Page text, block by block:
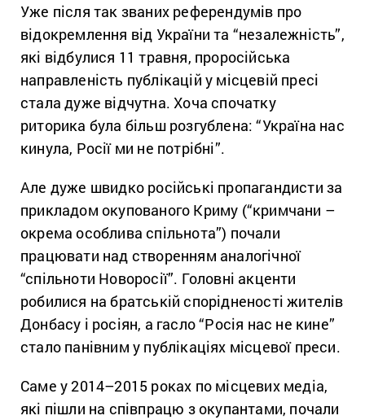
Уже після так званих референдумів про
відокремлення від України та “незалежність”,
які відбулися 11 травня, проросійська
направленість публікацій у місцевій пресі
стала дуже відчутна. Хоча спочатку
риторика була більш розгублена: “Україна нас
кинула, Росії ми не потрібні”.
Але дуже швидко російські пропагандисти за
прикладом окупованого Криму (“кримчани –
окрема особлива спільнота”) почали
працювати над створенням аналогічної
“спільноти Новоросії”. Головні акценти
робилися на братській спорідненості жителів
Донбасу і росіян, а гасло “Росія нас не кине”
стало панівним у публікаціях місцевої преси.
Саме у 2014–2015 роках по місцевих медіа,
які пішли на співпрацю з окупантами, почали